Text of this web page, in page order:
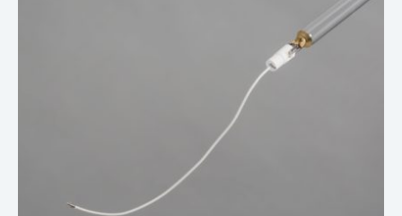
Underhållstips
Kontakt